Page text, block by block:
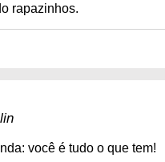
rapazinhos.
você é tudo o que tem!